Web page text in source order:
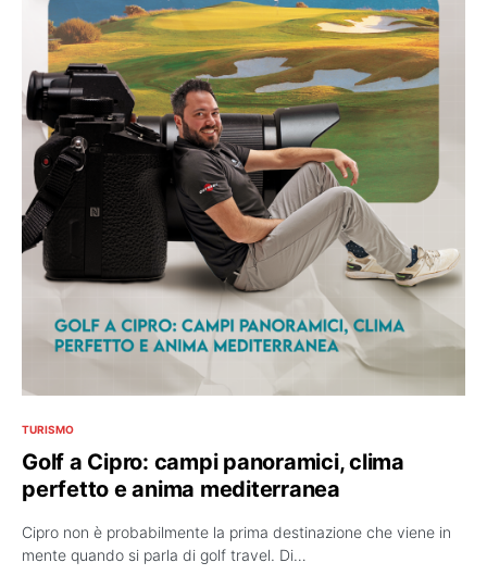
TURISMO
Golf a Cipro: campi panoramici, clima
perfetto e anima mediterranea
Cipro non è probabilmente la prima destinazione che viene in
mente quando si parla di golf travel. Di…